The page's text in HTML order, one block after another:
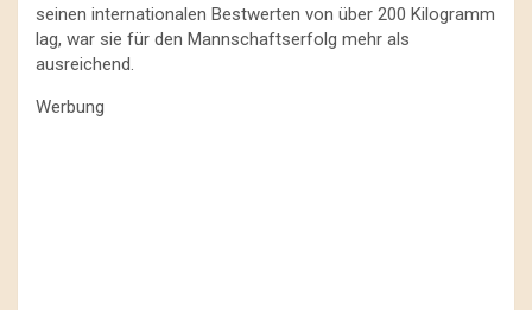
seinen internationalen Bestwerten von über 200 Kilogramm
lag, war sie für den Mannschaftserfolg mehr als
ausreichend.
Werbung